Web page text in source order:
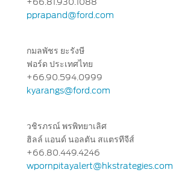
+66.81.930.1088
pprapand@ford.com
กมลพัชร ยะรังษี
ฟอร์ด ประเทศไทย
+66.90.594.0999
kyarangs@ford.com
วชิรภรณ์ พรพิทยาเลิศ
ฮิลล์ แอนด์ นอลตัน สแตรทีจีส์
+66.80.449.4246
wpornpitayalert@hkstrategies.com